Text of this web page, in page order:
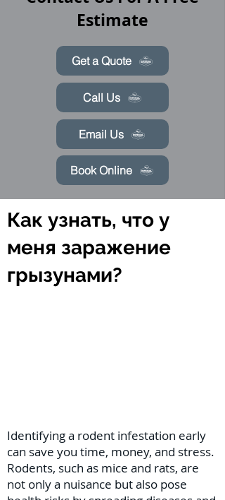
Estimate
Get a Quote
Call Us
Email Us
Book Online
Как узнать, что у
меня заражение
грызунами?
Identifying a rodent infestation early
can save you time, money, and stress.
Rodents, such as mice and rats, are
not only a nuisance but also pose